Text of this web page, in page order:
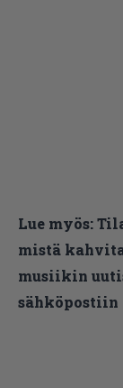
Lue myös:
mistä
musiikin
sähköpostiin